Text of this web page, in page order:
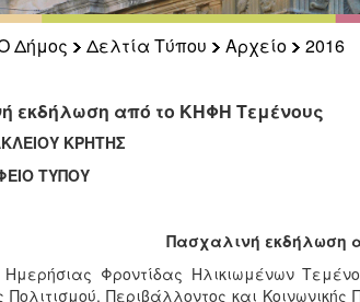
Δήμος Δελτία Τύπου Αρχείο
2016
εκδήλωση από το ΚΗΦΗ Τεμένους
ΚΡΗΤΗΣ
ΤΥΠΟΥ
Πασχαλινή εκδήλωση
Φροντίδας Ηλικιωμένων
Πολιτισμού, Περιβάλλοντος και